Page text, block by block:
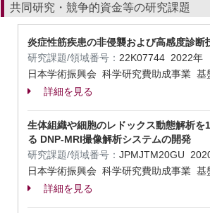
共同研究・競争的資金等の研究課題
炎症性筋疾患の非侵襲および高感度診断
研究課題/領域番号： 22K07744 2022年
日本学術振興会 科学研究費助成事業 基
詳細を見る
生体組織や細胞のレドックス動態解析
る DNP-MRI撮像解析システムの開発
研究課題/領域番号： JPMJTM20GU
日本学術振興会 科学研究費助成事業 基
詳細を見る